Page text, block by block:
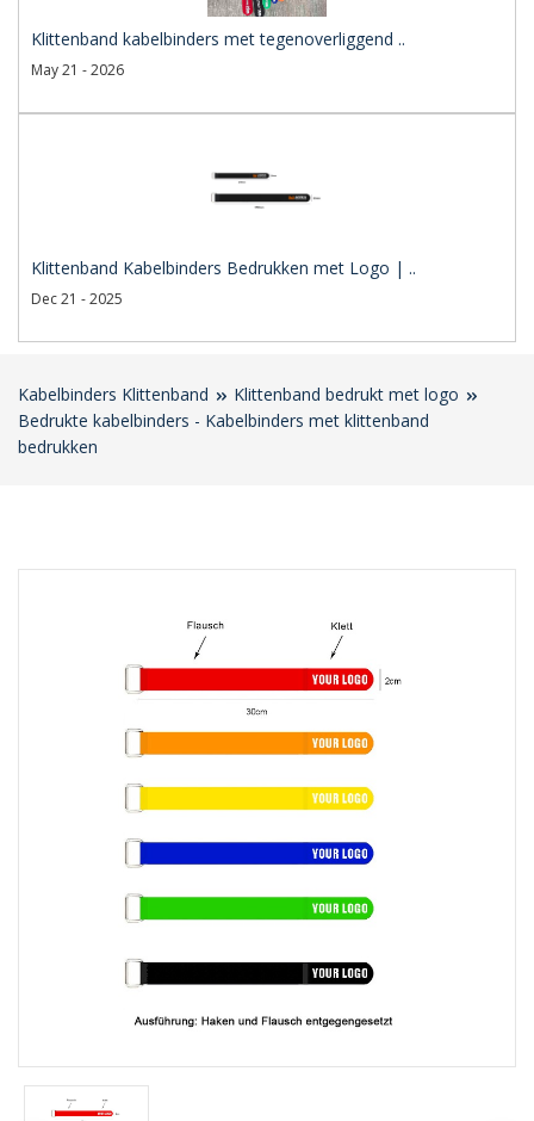
Klittenband kabelbinders met tegenoverliggend ..
May 21 - 2026
Klittenband Kabelbinders Bedrukken met Logo | ..
Dec 21 - 2025
Kabelbinders Klittenband
Klittenband bedrukt met logo
Bedrukte kabelbinders - Kabelbinders met klittenband
bedrukken